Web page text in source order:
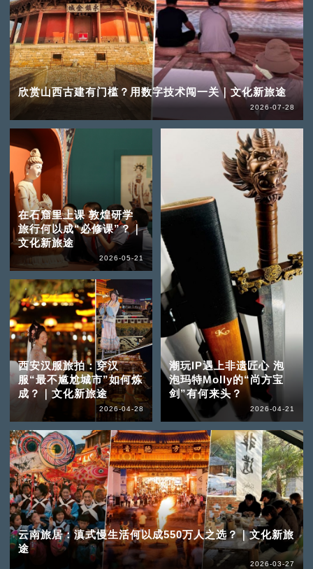
欣赏山西古建有门槛？用数字技术闯一关｜文化新旅途
2026-07-28
在石窟里上课 敦煌研学
旅行何以成“必修课”？｜
文化新旅途
2026-05-21
西安汉服旅拍：穿汉
服“最不尴尬城市”如何炼
成？｜文化新旅途
2026-04-28
潮玩IP遇上非遗匠心 泡
泡玛特Molly的“尚方宝
剑”有何来头？
2026-04-21
云南旅居：滇式慢生活何以成550万人之选？｜文化新旅
途
2026-03-27